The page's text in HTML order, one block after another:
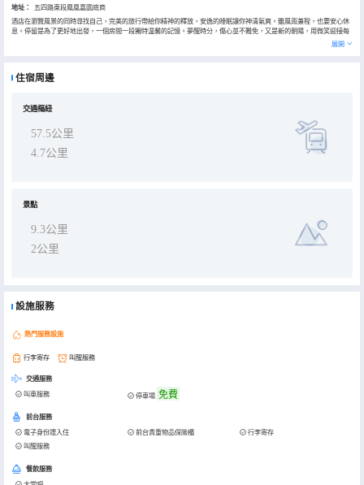
地址：
五四路東段鳳凰嘉園底商
酒店在瀏覽風景的同時尋找自己，完美的旅行帶給你精神的釋放，安逸的睡眠讓你神清氣爽。雖風雨兼程，也要安心休
息。停留是為了更好地出發，一個房間一段獨特温馨的記憶。夢醒時分，傷心並不難免，又是新的朝陽，用微笑迎接每
展開
住宿周邊
交通樞紐
57.5公里
4.7公里
景點
9.3公里
2公里
設施服務
熱門服務設施
行李寄存 叫醒服務
交通服務
叫車服務 停車場 免費
前台服務
電子身份證入住 前台貴重物品保險櫃
行李寄存
叫醒服務
餐飲服務